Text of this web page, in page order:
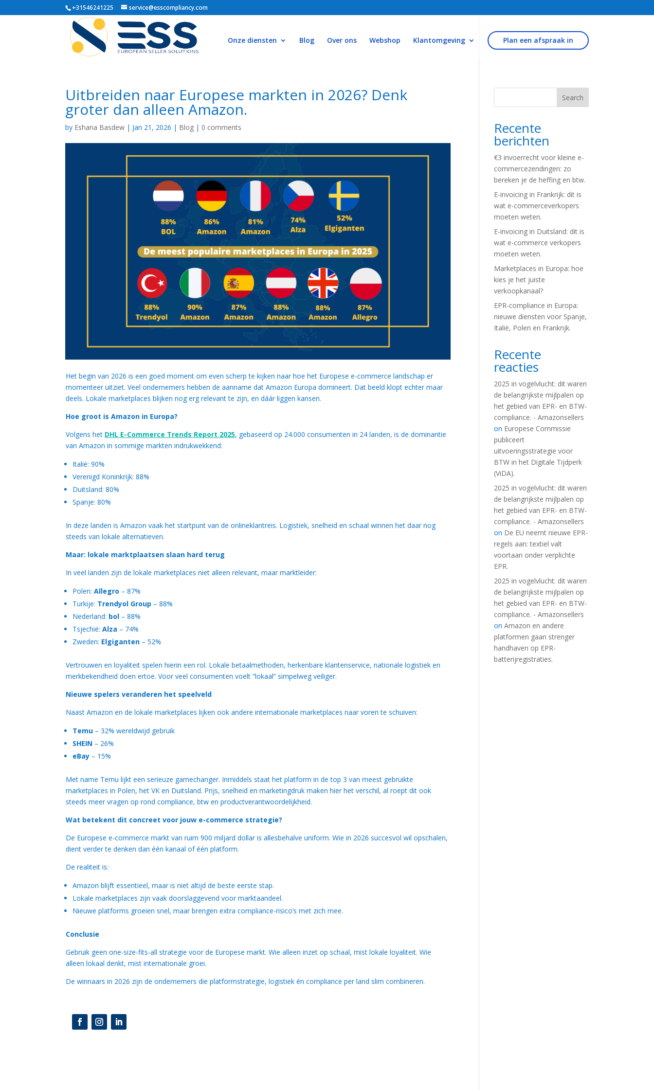
+31546241225 service@esscompliancy.com
Onze diensten Blog Over ons Webshop Klantomgeving Plan een afspraak in
Uitbreiden naar Europese markten in 2026? Denk
groter dan alleen Amazon.
by Eshana Basdew | Jan 21, 2026 | Blog | 0 comments
Het begin van 2026 is een goed moment om even scherp te kijken naar hoe het Europese e-commerce landschap er
momenteer uitziet. Veel ondernemers hebben de aanname dat Amazon Europa domineert. Dat beeld klopt echter maar
deels. Lokale marketplaces blijken nog erg relevant te zijn, en dáár liggen kansen.
Hoe groot is Amazon in Europa?
Volgens het DHL E-Commerce Trends Report 2025, gebaseerd op 24.000 consumenten in 24 landen, is de dominantie
van Amazon in sommige markten indrukwekkend:
Italië: 90%
Verenigd Koninkrijk: 88%
Duitsland: 80%
Spanje: 80%
In deze landen is Amazon vaak het startpunt van de onlineklantreis. Logistiek, snelheid en schaal winnen het daar nog
steeds van lokale alternatieven.
Maar: lokale marktplaatsen slaan hard terug
In veel landen zijn de lokale marketplaces niet alleen relevant, maar marktleider:
Polen:Allegro – 87%
Turkije: Trendyol Group – 88%
Nederland: bol – 88%
Tsjechië:Alza – 74%
Zweden: Elgiganten – 52%
Vertrouwen en loyaliteit spelen hierin een rol. Lokale betaalmethoden, herkenbare klantenservice, nationale logistiek en
merkbekendheid doen ertoe. Voor veel consumenten voelt “lokaal” simpelweg veiliger.
Nieuwe spelers veranderen het speelveld
Naast Amazon en de lokale marketplaces lijken ook andere internationale marketplaces naar voren te schuiven:
Temu – 32% wereldwijd gebruik
SHEIN – 26%
eBay – 15%
Met name Temu lijkt een serieuze gamechanger. Inmiddels staat het platform in de top 3 van meest gebruikte
marketplaces in Polen, het VK en Duitsland. Prijs, snelheid en marketingdruk maken hier het verschil, al roept dit ook
steeds meer vragen op rond compliance, btw en productverantwoordelijkheid.
Wat betekent dit concreet voor jouw e-commerce strategie?
De Europese e-commerce markt van ruim 900 miljard dollar is allesbehalve uniform. Wie in 2026 succesvol wil opschalen,
dient verder te denken dan één kanaal of één platform.
De realiteit is:
Amazon blijft essentieel, maar is niet altijd de beste eerste stap.
Lokale marketplaces zijn vaak doorslaggevend voor marktaandeel.
Nieuwe platforms groeien snel, maar brengen extra compliance-risico’s met zich mee.
Conclusie
Gebruik geen one-size-fits-all strategie voor de Europese markt. Wie alleen inzet op schaal, mist lokale loyaliteit. Wie
alleen lokaal denkt, mist internationale groei.
De winnaars in 2026 zijn de ondernemers die platformstrategie, logistiek én compliance per land slim combineren.
Search
Recente
berichten
€3 invoerrecht voor kleine e-
commercezendingen: zo
bereken je de heffing en btw.
E-invoicing in Frankrijk: dit is
wat e-commerceverkopers
moeten weten.
E-invoicing in Duitsland: dit is
wat e-commerce verkopers
moeten weten.
Marketplaces in Europa: hoe
kies je het juiste
verkoopkanaal?
EPR-compliance in Europa:
nieuwe diensten voor Spanje,
Italië, Polen en Frankrijk.
Recente
reacties
2025 in vogelvlucht: dit waren
de belangrijkste mijlpalen op
het gebied van EPR- en BTW-
compliance. - Amazonsellers
on Europese Commissie
publiceert
uitvoeringsstrategie voor
BTW in het Digitale Tijdperk
(ViDA).
2025 in vogelvlucht: dit waren
de belangrijkste mijlpalen op
het gebied van EPR- en BTW-
compliance. - Amazonsellers
on De EU neemt nieuwe EPR-
regels aan: textiel valt
voortaan onder verplichte
EPR.
2025 in vogelvlucht: dit waren
de belangrijkste mijlpalen op
het gebied van EPR- en BTW-
compliance. - Amazonsellers
onAmazon en andere
platformen gaan strenger
handhaven op EPR-
batterijregistraties.